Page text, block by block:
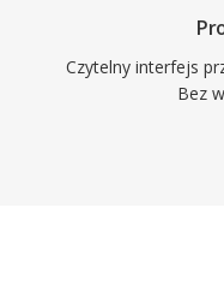
Czytelny interfejs
Bez